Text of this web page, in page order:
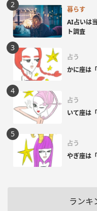
暮らす
AI占いは
ト調査
占う
かに座は
占う
いて座は
占う
やぎ座は
ランキ